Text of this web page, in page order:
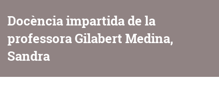
Docència impartida de la
professora Gilabert Medina,
Sandra